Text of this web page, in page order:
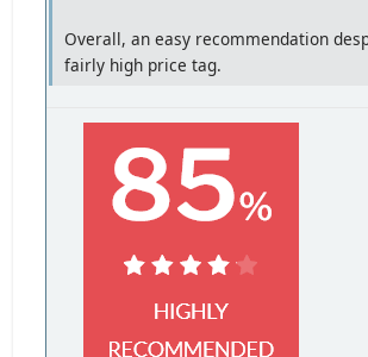
Overall, an easy recommendation
fairly high price tag.